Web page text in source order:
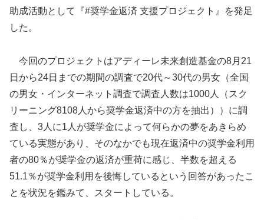
助成活動として『#奨学金返済 支援プロジェクト』を発足
した。
今回のプロジェクトはアディーレ未来創造基金の8月21
日から24日までの期間の調査で20代～30代の男女（全国
の男女・インターネット調査で調査人数は1000人（スク
リーニング8108人から奨学金返済中の方を抽出））に調
査し、3人に1人が奨学金によって何らかの夢をあきらめ
ている実態があり、そのなかでも現在返済中の奨学金利用
者の80％が奨学金の返済が重荷に感じ、半数を超える
51.1％が奨学金利用を後悔しているという回答があったこ
とを状況を鑑みて、スタートしている。